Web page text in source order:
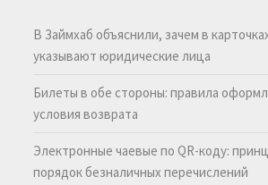
В Займхаб объяснили, зачем в
указывают юридические лица
Билеты в обе стороны: правила
условия возврата
Электронные чаевые по QR-коду:
порядок безналичных перечислений